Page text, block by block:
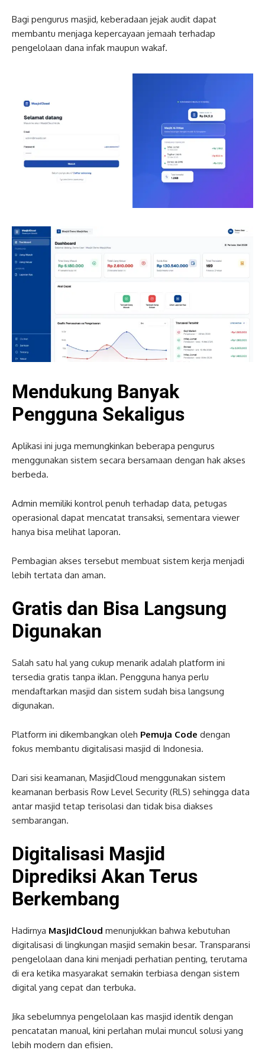
Bagi pengurus masjid, keberadaan jejak audit dapat
membantu menjaga kepercayaan jemaah terhadap
pengelolaan dana infak maupun wakaf.
Mendukung Banyak
Pengguna Sekaligus
Aplikasi ini juga memungkinkan beberapa pengurus
menggunakan sistem secara bersamaan dengan hak akses
berbeda.
Admin memiliki kontrol penuh terhadap data, petugas
operasional dapat mencatat transaksi, sementara viewer
hanya bisa melihat laporan.
Pembagian akses tersebut membuat sistem kerja menjadi
lebih tertata dan aman.
Gratis dan Bisa Langsung
Digunakan
Salah satu hal yang cukup menarik adalah platform ini
tersedia gratis tanpa iklan. Pengguna hanya perlu
mendaftarkan masjid dan sistem sudah bisa langsung
digunakan.
Platform ini dikembangkan oleh Pemuja Code dengan
fokus membantu digitalisasi masjid di Indonesia.
Dari sisi keamanan, MasjidCloud menggunakan sistem
keamanan berbasis Row Level Security (RLS) sehingga data
antar masjid tetap terisolasi dan tidak bisa diakses
sembarangan.
Digitalisasi Masjid
Diprediksi Akan Terus
Berkembang
Hadirnya MasjidCloud menunjukkan bahwa kebutuhan
digitalisasi di lingkungan masjid semakin besar. Transparansi
pengelolaan dana kini menjadi perhatian penting, terutama
di era ketika masyarakat semakin terbiasa dengan sistem
digital yang cepat dan terbuka.
Jika sebelumnya pengelolaan kas masjid identik dengan
pencatatan manual, kini perlahan mulai muncul solusi yang
lebih modern dan efisien.